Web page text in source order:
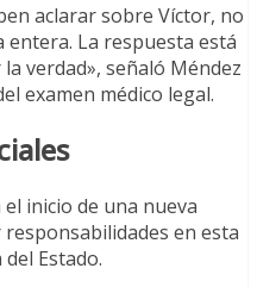
aclarar sobre Víctor, no
La respuesta está
verdad», señaló Méndez
examen médico legal.
inicio de una nueva
en esta
Estado.